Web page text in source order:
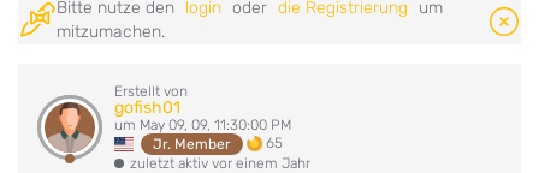
Bitte nutze den login oder die Registrierung
um
mitzumachen.
Erstellt von
gofish01
um May 09, 09, 11:30:00 PM
Jr. Member
65
zuletzt aktiv vor einem Jahr